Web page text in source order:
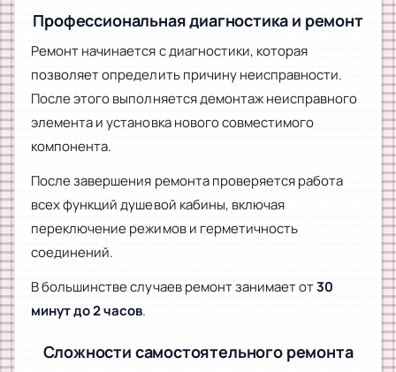
Профессиональная диагностика и ремонт
Ремонт начинается с диагностики, которая
позволяет определить причину неисправности.
После этого выполняется демонтаж неисправного
элемента и установка нового совместимого
компонента.
После завершения ремонта проверяется работа
всех функций душевой кабины, включая
переключение режимов и герметичность
соединений.
В большинстве случаев ремонт занимает от30
минут до 2 часов.
Сложности самостоятельного ремонта